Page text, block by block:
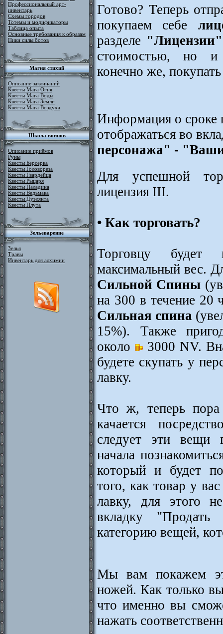
Профессиональный арт-
инвентарь
Схемы городов
Тотемы и модификаторы
Таблица опыта
Основные требования к образам
Пики силы ботов
Магия стихий
Описание заклинаний
Квесты Мага Огня
Квесты Мага Воды
Квесты Мага Земли
Квесты Мага Воздуха
Школа воинов
Описание приёмов
Руны
Квесты Берсерка
Квесты Головореза
Квесты Гвардейца
Квесты Рыцаря
Квесты Паладина
Квесты Ведьмака
Квесты Дуэлянта
Квесты Плута
Зельеварение
Зелья
Травы
Инвентарь для алхимии
Готово? Теперь
покупаем себе
разделе
стоимостью, но и
конечно же,
Информация о сроке
отображаться во
персонажа" -
Для успешной
лицензия III.
• Как торговать?
Торговцу будет
максимальный вес.
Сильной Спины
на 300 в течение 20
Сильная спина
15%). Также
около
3000 NV.
будете скупать у
лавку.
Что ж, теперь пора
качается
следует эти вещи
начала
который и будет
того, как товар у
лавку, для этого
вкладку "Продать
категорию вещей,
Мы вам покажем
ножей. Как только
что именно вы
нажать